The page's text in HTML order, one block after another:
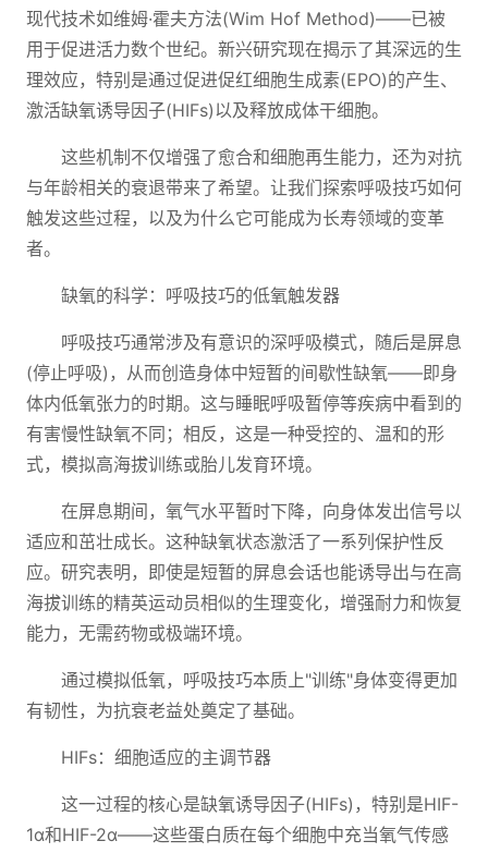
现代技术如维姆·霍夫方法(Wim Hof Method)——已被
用于促进活力数个世纪。新兴研究现在揭示了其深远的生
理效应，特别是通过促进促红细胞生成素(EPO)的产生、
激活缺氧诱导因子(HIFs)以及释放成体干细胞。
这些机制不仅增强了愈合和细胞再生能力，还为对抗
与年龄相关的衰退带来了希望。让我们探索呼吸技巧如何
触发这些过程，以及为什么它可能成为长寿领域的变革
者。
缺氧的科学：呼吸技巧的低氧触发器
呼吸技巧通常涉及有意识的深呼吸模式，随后是屏息
(停止呼吸)，从而创造身体中短暂的间歇性缺氧——即身
体内低氧张力的时期。这与睡眠呼吸暂停等疾病中看到的
有害慢性缺氧不同；相反，这是一种受控的、温和的形
式，模拟高海拔训练或胎儿发育环境。
在屏息期间，氧气水平暂时下降，向身体发出信号以
适应和茁壮成长。这种缺氧状态激活了一系列保护性反
应。研究表明，即使是短暂的屏息会话也能诱导出与在高
海拔训练的精英运动员相似的生理变化，增强耐力和恢复
能力，无需药物或极端环境。
通过模拟低氧，呼吸技巧本质上"训练"身体变得更加
有韧性，为抗衰老益处奠定了基础。
HIFs：细胞适应的主调节器
这一过程的核心是缺氧诱导因子(HIFs)，特别是HIF-
1α和HIF-2α——这些蛋白质在每个细胞中充当氧气传感